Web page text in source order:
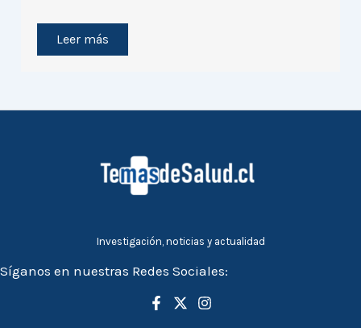
Leer más
Investigación, noticias y actualidad
Síganos en nuestras Redes Sociales: